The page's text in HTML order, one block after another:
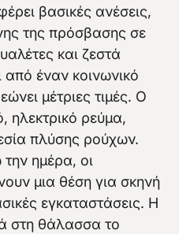
βασικές ανέσεις,
της πρόσβασης σε
και ζεστά
από έναν κοινωνικό
μέτριες τιμές. Ο
ηλεκτρικό ρεύμα,
πλύσης ρούχων.
την ημέρα, οι
μια θέση για σκηνή
εγκαταστάσεις. Η
στη θάλασσα το